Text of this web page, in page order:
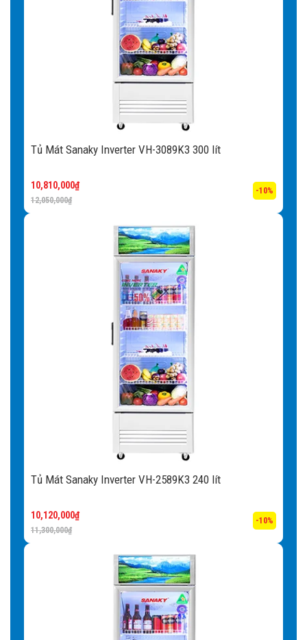
dụng kiểm soát tốt hơn hoạt động đóng – mở tủ mát.
Khi mua tủ kệ sẽ được tặng kèm cho khách
hàng, người sử dụng có thể dễ dàng sắp xếp các loại thực
phẩm theo từng ngăn sao cho tiện lợi nhất.
Khi trưng bày thực phẩm lâu ngày, các
loại bụi bẩn và mùi hôi khó chịu sẽ dần hình thành. Với lỗ
thoát nước được thiết kế bên trong, việc vệ sinh tủ định kì
tươi mát.
Tủ Mát Sanaky Inverter VH-3089K3 300 lít
12,050,000₫
10,810,000₫
-10%
Tủ Mát Sanaky Inverter VH-2589K3 240 lít
11,300,000₫
10,120,000₫
-10%